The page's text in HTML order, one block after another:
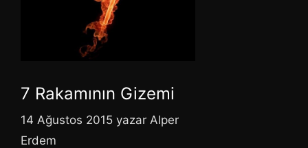
7 Rakamının Gizemi
14 Ağustos 2015 yazar Alper
Erdem